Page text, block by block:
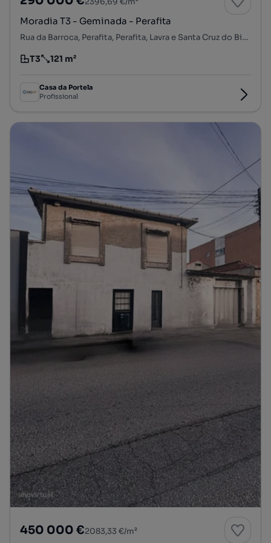
Moradia T3 - Geminada - Perafita
Rua da Barroca, Perafita, Perafita, Lavra e Santa Cruz do Bispo, Matosinhos, Porto
Tipologia
T3
Preço por metro quadrado
121 m²
Casa da Portela
Profissional
450 000 €2083,33 €/m²